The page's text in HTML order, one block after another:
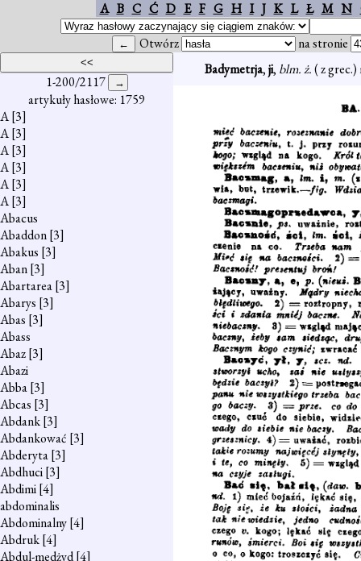
A B C Ć D E F G H I J K L Ł M N
Otwórz na stronie
1-200/2117
artykuły hasłowe: 1759
A[3]
A[3]
A[3]
A[3]
A[3]
A[3]
Abacus
Abaddon[3]
Abakus [3]
Aban[3]
Abartarea[3]
Abarys [3]
Abas [3]
Abass
Abaz[3]
Abazi
Abba[3]
Abcas [3]
Abdank[3]
Abdankować [3]
Abderyta[3]
Abdhuci[3]
Abdimi[4]
abdominalis
Abdominalny[4]
Abdruk[4]
Abdul-medżyd[4]
Badymetrja,ji, blm. ż.( z grec.)